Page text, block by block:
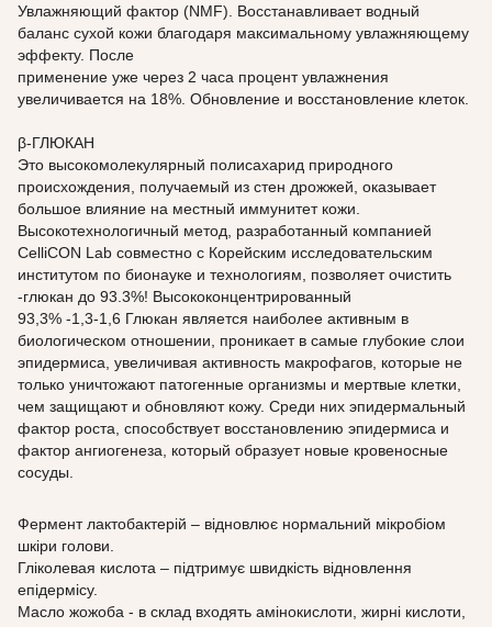
Увлажняющий фактор (NMF). Восстанавливает водный
баланс сухой кожи благодаря максимальному увлажняющему
эффекту. После
применение уже через 2 часа процент увлажнения
увеличивается на 18%. Обновление и восстановление клеток.
β-ГЛЮКАН
Это высокомолекулярный полисахарид природного
происхождения, получаемый из стен дрожжей, оказывает
большое влияние на местный иммунитет кожи.
Высокотехнологичный метод, разработанный компанией
CelliCON Lab совместно с Корейским исследовательским
институтом по бионауке и технологиям, позволяет очистить
-глюкан до 93.3%! Высококонцентрированный
93,3% -1,3-1,6 Глюкан является наиболее активным в
биологическом отношении, проникает в самые глубокие слои
эпидермиса, увеличивая активность макрофагов, которые не
только уничтожают патогенные организмы и мертвые клетки,
чем защищают и обновляют кожу. Среди них эпидермальный
фактор роста, способствует восстановлению эпидермиса и
фактор ангиогенеза, который образует новые кровеносные
сосуды.
Фермент лактобактерій – відновлює нормальний мікробіом
шкіри голови.
Гліколевая кислота – підтримує швидкість відновлення
епідермісу.
Масло жожоба - в склад входять амінокислоти, жирні кислоти,